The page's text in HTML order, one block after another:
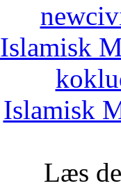
Islamisk
Islamisk
Læs